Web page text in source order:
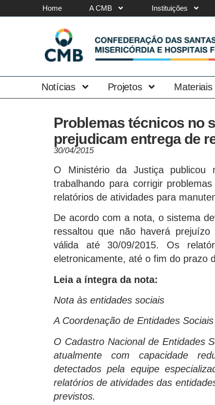
Home A CMB Instituições
Notícias Projetos Materiais
Problemas técnicos no
prejudicam entrega de
30/04/2015
O Ministério da Justiça
trabalhando para corrigir
relatórios de atividades para
De acordo com a nota, o sistema
ressaltou que não haverá
válida até 30/09/2015. Os
eletronicamente, até o fim do prazo
Leia a íntegra da nota:
Nota às entidades sociais
A Coordenação de Entidades
O Cadastro Nacional de Entidades
atualmente com capacidade
detectados pela equipe
relatórios de atividades das
previstos.